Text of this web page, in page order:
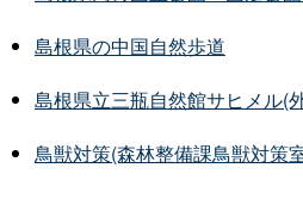
島根県の中国自然歩道
島根県立三瓶自然館サヒメル(
鳥獣対策(森林整備課鳥獣対策